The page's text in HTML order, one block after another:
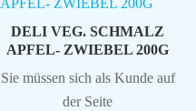
DELI VEG. SCHMALZ
APFEL- ZWIEBEL 200G
Sie müssen sich als Kunde auf
der Seite